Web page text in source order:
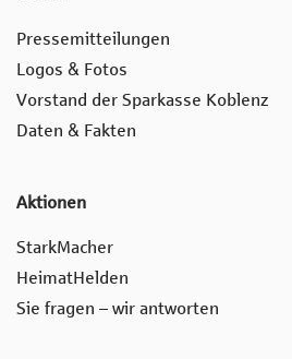
Pressemitteilungen
Logos & Fotos
Vorstand der Sparkasse Koblenz
Daten & Fakten
Aktionen
StarkMacher
HeimatHelden
Sie fragen – wir antworten